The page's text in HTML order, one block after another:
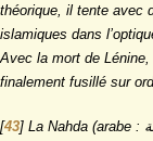
théorique, il tente avec
islamiques dans
Avec la mort de
finalement fusillé sur
[43] La Nahda (arabe : النهضة , romanisé : an-nahḍa , qui signifie ’l’éveil’ ou